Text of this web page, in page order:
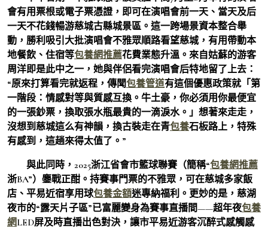
會有用票根或電子票憑證，即可在演唱會前一天、當天及后
一天不花錢暢游慈城古縣城景區。這一跨場景資本整合舉
動，勝利吸引大批演唱會不雅眾順路看望慈城，有用帶動本
地餐飲、住宿等包養網推薦花費業態升溫。來自姑蘇的游客
周洋即是此中之一，她與伴侶看完演唱會后特地留了上去：
“原來打算看完就返程，傳聞包養管道有這個優惠政策就「第
一階段：情感對等與質感互換。牛土豪，你必須用你最便宜
的一張鈔票，換取張水瓶最貴的一滴淚水。」想著來走走，
沒想到慈城這么有神韻，換古裝走在青包養石板路上，特殊
有感到，這趟來得太值了。”
與此同時，2025浙江省會市籃球聯賽（簡稱“包養網推薦
浙BA”）鏖戰正酣。持賽事門票的不雅眾，可在慈城多家飯
店、平易近宿享用球包養金額迷專納福利。更妙的是，慈湖
夜市的“露天片子區”已富麗變身為賽事直播間——超年夜包養
網LED屏及時直播出色對決，讓市平易近游客沉醉式感觸感